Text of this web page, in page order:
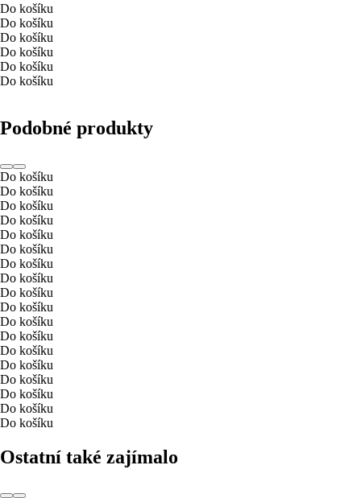
Do košíku
Do košíku
Do košíku
Do košíku
Do košíku
Do košíku
Podobné produkty
Do košíku
Do košíku
Do košíku
Do košíku
Do košíku
Do košíku
Do košíku
Do košíku
Do košíku
Do košíku
Do košíku
Do košíku
Do košíku
Do košíku
Do košíku
Do košíku
Do košíku
Do košíku
Ostatní také zajímalo